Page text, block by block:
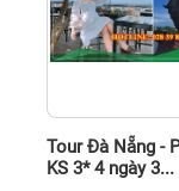
Tour Đà Nẵng -
KS 3* 4 ngày 3...